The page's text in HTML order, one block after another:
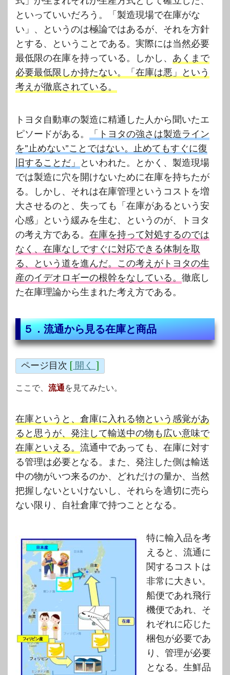
といっていいだろう。「製造現場で在庫がな
い」、というのは極論ではあるが、それを方針
とする、ということである。実際には当然必要
最低限の在庫を持っている。しかし、 あくまで
必要最低限しか持たない。「在庫は悪」という
考えが徹底されている。
トヨタ自動車の製造に精通した人から聞いたエ
ピソードがある。
「トヨタの強さは製造ライン
を”止めない”ことではない。止めてもすぐに復
旧することだ」 といわれた。とかく、製造現場
では製造に穴を開けないために在庫を持ちたが
る。しかし、それは在庫管理というコストを増
大させるのと、失っても「在庫があるという安
心感」という緩みを生む、というのが、トヨタ
の考え方である。 在庫を持って対処するのでは
なく、在庫なしですぐに対応できる体制を取
る、という道を進んだ。この考えがトヨタの生
産のイデオロギーの根幹をなしている。 徹底し
た在庫理論から生まれた考え方である。
５．流通から見る在庫と商品
ページ目次 [ 開く ]
ここで、 流通を見てみたい。
在庫というと、倉庫に入れる物という感覚があ
ると思うが、発注して輸送中の物も広い意味で
在庫といえる。 流通中であっても、在庫に対す
る管理は必要となる。また、発注した側は輸送
中の物がいつ来るのか、どれだけの量か、当然
把握しないといけないし、それらを適切に売ら
ない限り、自社倉庫で持つこととなる。
特に輸入品を考
えると、流通に
関するコストは
非常に大きい。
船便であれ飛行
機便であれ、そ
れぞれに応じた
梱包が必要であ
り、管理が必要
となる。生鮮品